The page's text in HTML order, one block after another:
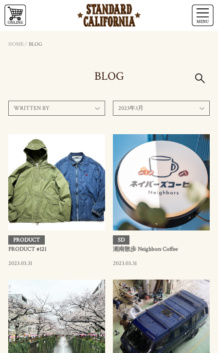
HOME/ BLOG
BLOG
WRITTEN BY 2023年3月
PRODUCT
PRODUCT #121
2023.03.31
SD
湘南散歩 Neighbors Coffee
2023.03.31